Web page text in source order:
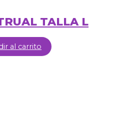
TALLA L
al carrito